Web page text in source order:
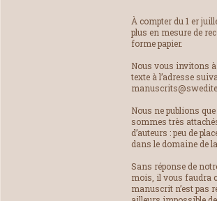
À compter du 1 er
plus en mesure de
forme papier.
Nous vous invitons
texte à l’adresse
Nous ne publions
sommes très
d’auteurs : peu de
dans le domaine de
Sans réponse de
mois, il vous faudra
manuscrit n’est pas